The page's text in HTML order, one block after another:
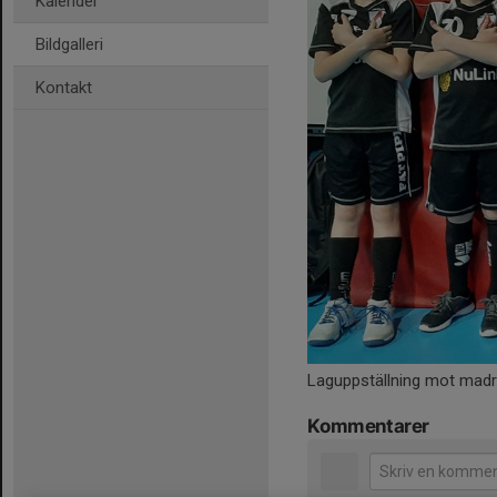
Bildgalleri
Kontakt
Laguppställning mot
Kommentarer